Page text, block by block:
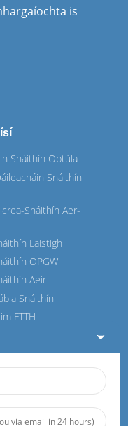
is
Snáithín Optúla
Snáithín
Snáithín Aer-
Laistigh
OPGW
Aeir
Snáithín
FTTH
ASU
ADSS